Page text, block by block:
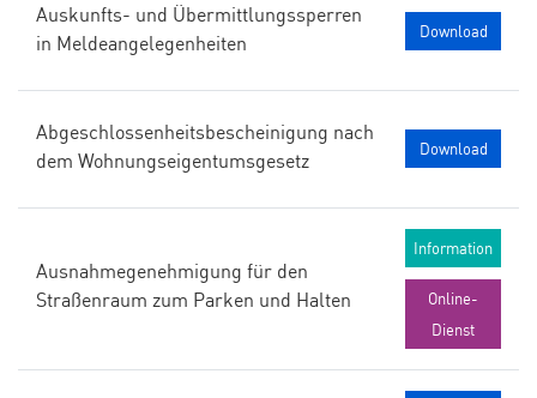
Auskunfts- und Übermittlungssperren
in Meldeangelegenheiten
Download
Abgeschlossenheitsbescheinigung nach
dem Wohnungseigentumsgesetz
Download
Ausnahmegenehmigung für den
Straßenraum zum Parken und Halten
Information
Online-
Dienst